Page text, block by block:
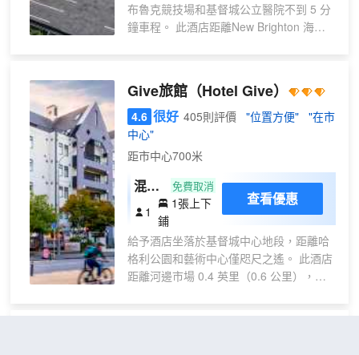
布魯克競技場和基督城公立醫院不到 5 分
鐘車程。 此酒店距離New Brighton 海灘
WiFi、禮賓服務和美髮沙龍等便利服務和
設施。 您可以去Ngon Ngon Cafe餐廳用
餐，這裏供應午餐、晚餐和早午餐，主打
越南菜。您也可以去咖啡館吃些點心。每
天 08:00 至 13:00 提供收費的當地美食早
服務和行李寄存。酒店提供免費自助停
車。 23 間空調客房提供備有爐灶和微波
爐的簡易廚房；您定能在旅途中找到家的
舒適。帶有數碼頻道的 50 英寸平板電視
可滿足您的娛樂需求；同時提供免費無線
網絡，方便您與朋友保持聯繫。便利設施
Give旅館（Hotel Give）
4.6 很好 405則評價 "位置方便"
"在市
中心"
距市中心700米
混合
宿舍
房單
張床
位
免費取消
1
1張上下
鋪
查看優惠
給予酒店坐落於基督城中心地段，距離哈
格利公園和藝術中心僅咫尺之遙。 此酒店
距離河邊市場 0.4 英里（0.6 公里），距